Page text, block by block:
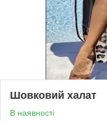
Шовковий халат
В наявності